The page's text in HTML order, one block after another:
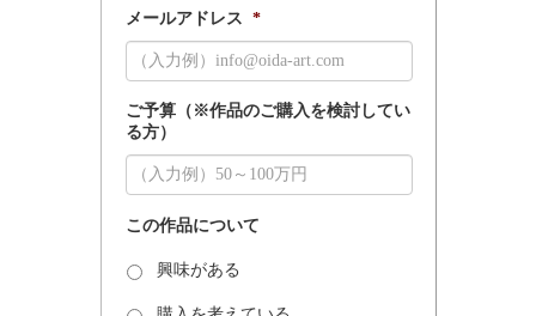
メールアドレス *
ご予算（※作品のご購入を検討してい
る方）
この作品について
興味がある